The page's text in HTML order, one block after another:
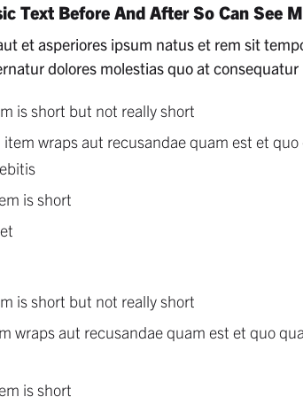
Text Before And After So Can See
et asperiores ipsum natus et rem sit
dolores molestias quo at
is short but not really short
item wraps aut recusandae quam est et
is short
is short but not really short
wraps aut recusandae quam est et quo
is short